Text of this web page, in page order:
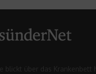
blickt über das Krankenbett